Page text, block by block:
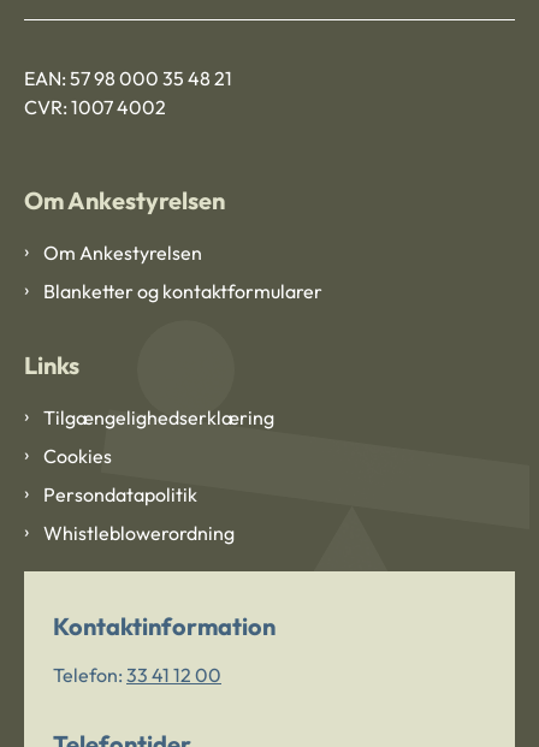
EAN: 57 98 000 35 48 21
CVR: 1007 4002
Om Ankestyrelsen
Om Ankestyrelsen
Blanketter og kontaktformularer
Links
Tilgængelighedserklæring
Cookies
Persondatapolitik
Whistleblowerordning
Kontaktinformation
Telefon: 33 41 12 00